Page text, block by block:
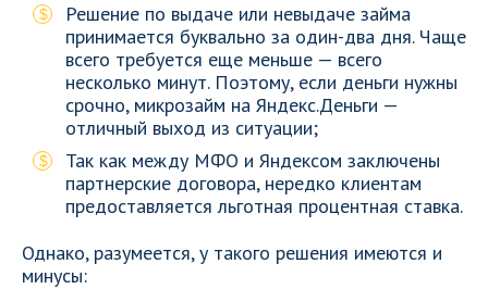
Решение по выдаче или невыдаче займа
принимается буквально за один-два дня. Чаще
всего требуется еще меньше — всего
несколько минут. Поэтому, если деньги нужны
срочно, микрозайм на Яндекс.Деньги —
отличный выход из ситуации;
Так как между МФО и Яндексом заключены
партнерские договора, нередко клиентам
предоставляется льготная процентная ставка.
Однако, разумеется, у такого решения имеются и
минусы: